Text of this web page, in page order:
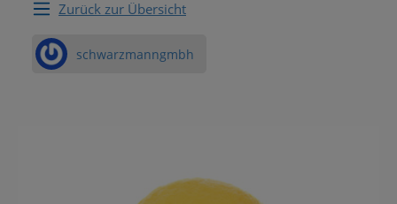
Zurück zur Übersicht
schwarzmanngmbh